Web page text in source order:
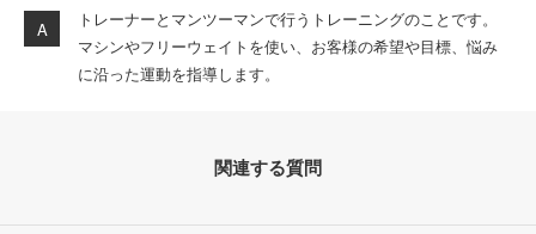
トレーナーとマンツーマンで行うトレーニングのことです。
マシンやフリーウェイトを使い、お客様の希望や目標、悩み
に沿った運動を指導します。
関連する質問